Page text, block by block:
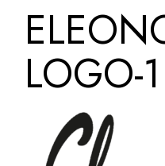
LOGO-1